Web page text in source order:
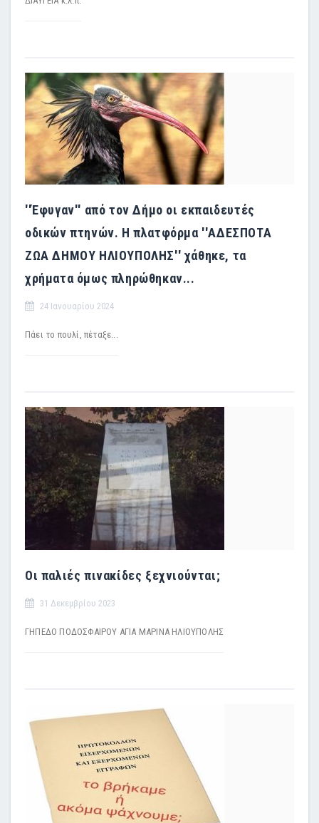
''Έφυγαν'' από τον Δήμο οι εκπαιδευτές
οδικών πτηνών. Η πλατφόρμα ''ΑΔΕΣΠΟΤΑ
ΖΩΑ ΔΗΜΟΥ ΗΛΙΟΥΠΟΛΗΣ'' χάθηκε, τα
χρήματα όμως πληρώθηκαν...
24 Ιανουαρίου 2024
Πάει το πουλί, πέταξε...
Οι παλιές πινακίδες ξεχνιούνται;
31 Δεκεμβρίου 2023
ΓΗΠΕΔΟ ΠΟΔΟΣΦΑΙΡΟΥ ΑΓΙΑ ΜΑΡΙΝΑ ΗΛΙΟΥΠΟΛΗΣ